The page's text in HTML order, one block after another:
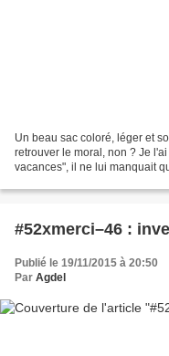
Un beau sac coloré, léger et
retrouver le moral, non ? Je
vacances", il ne lui manquait
#52xmerci–46 :
Publié le 19/11/2015 à 20:50
Par Agdel